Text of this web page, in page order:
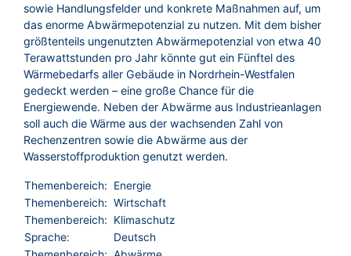
sowie Handlungsfelder und konkrete Maßnahmen auf, um
das enorme Abwärmepotenzial zu nutzen. Mit dem bisher
größtenteils ungenutzten Abwärmepotenzial von etwa 40
Terawattstunden pro Jahr könnte gut ein Fünftel des
Wärmebedarfs aller Gebäude in Nordrhein-Westfalen
gedeckt werden – eine große Chance für die
Energiewende. Neben der Abwärme aus Industrieanlagen
soll auch die Wärme aus der wachsenden Zahl von
Rechenzentren sowie die Abwärme aus der
Wasserstoffproduktion genutzt werden.
Themenbereich:
Energie
Themenbereich: Wirtschaft
Themenbereich:
Klimaschutz
Sprache:
Deutsch